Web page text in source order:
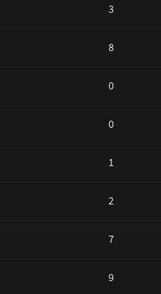
3
8
0
0
1
2
7
9